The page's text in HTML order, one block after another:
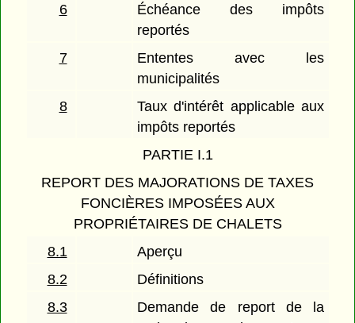
6
Échéance des impôts
reportés
7
Ententes avec les
municipalités
8
Taux d'intérêt applicable aux
impôts reportés
PARTIE I.1
REPORT DES MAJORATIONS DE TAXES
FONCIÈRES IMPOSÉES AUX
PROPRIÉTAIRES DE CHALETS
8.1
Aperçu
8.2
Définitions
8.3
Demande de report de la